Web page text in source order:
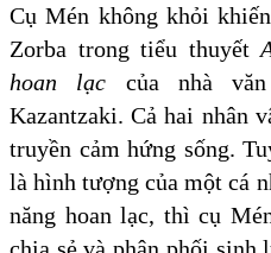
Cụ Mén không khỏi
Zorba trong tiểu thuyết
hoan lạc của nhà
Kazantzaki. Cả hai nhân
truyền cảm hứng sống.
là hình tượng của một cá
năng hoan lạc, thì cụ